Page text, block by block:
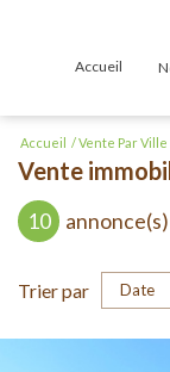
accueil
Accueil Vente Par Ville
Vente
10
Vente
Trier par Date